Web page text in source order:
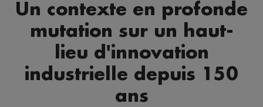
Un contexte en profonde
mutation sur un haut-
lieu d'innovation
industrielle depuis 150
ans